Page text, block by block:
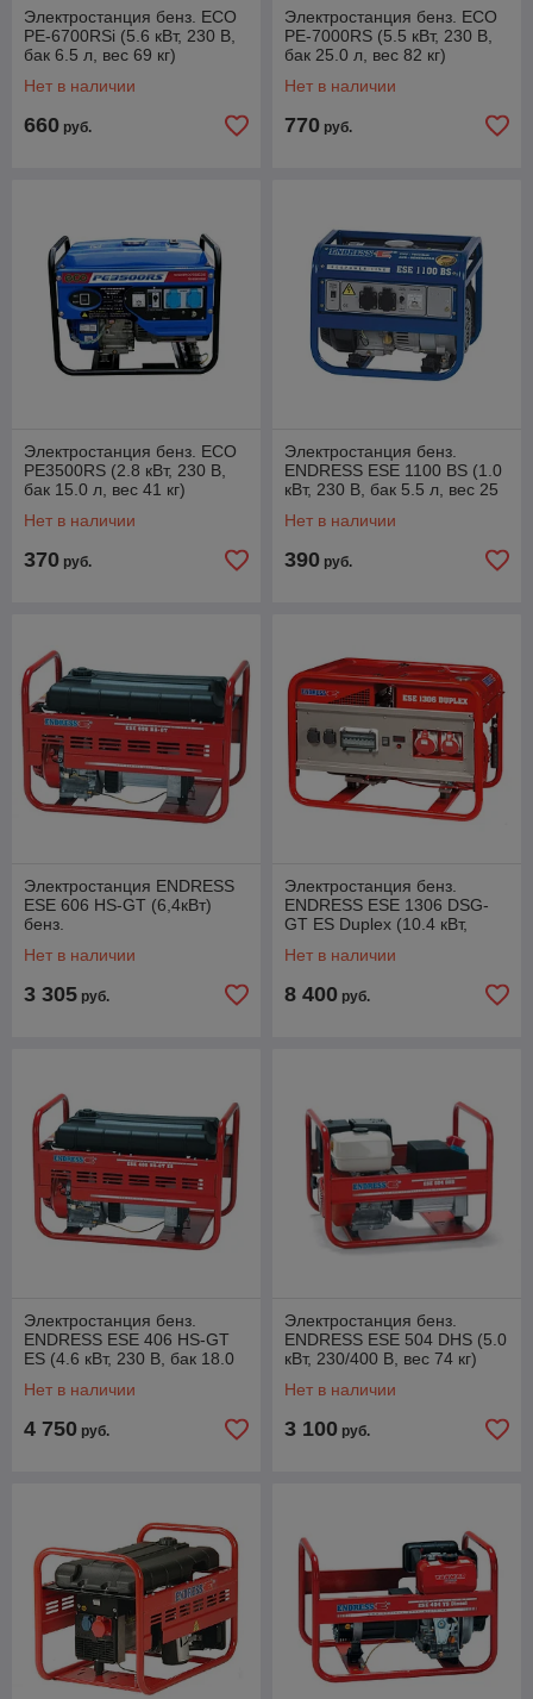
Электростанция бенз. ECO
PE-6700RSi (5.6 кВт, 230 В,
бак 6.5 л, вес 69 кг)
Нет в наличии
660 руб.
Электростанция бенз. ECO
PE-7000RS (5.5 кВт, 230 В,
бак 25.0 л, вес 82 кг)
Нет в наличии
770 руб.
Электростанция бенз. ECO
PE3500RS (2.8 кВт, 230 В,
бак 15.0 л, вес 41 кг)
Нет в наличии
370 руб.
Электростанция бенз.
ENDRESS ESE 1100 BS (1.0
кВт, 230 В, бак 5.5 л, вес 25
Нет в наличии
390 руб.
Электростанция ENDRESS
ESE 606 HS-GT (6,4кВт)
бенз.
Нет в наличии
3 305 руб.
Электростанция бенз.
ENDRESS ESE 1306 DSG-
GT ES Duplex (10.4 кВт,
135 кг) (113158)
Нет в наличии
8 400 руб.
Электростанция бенз.
ENDRESS ESE 406 HS-GT
ES (4.6 кВт, 230 В, бак 18.0
Нет в наличии
4 750 руб.
Электростанция бенз.
ENDRESS ESE 504 DHS (5.0
кВт, 230/400 В, вес 74 кг)
Нет в наличии
3 100 руб.